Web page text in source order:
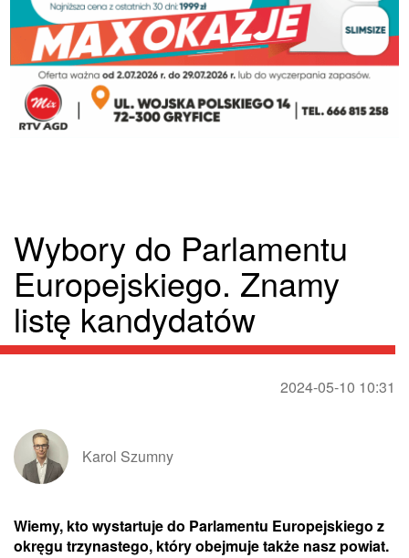
Wybory do Parlamentu
Europejskiego. Znamy
listę kandydatów
2024-05-10 10:31
Karol Szumny
Wiemy, kto wystartuje do Parlamentu Europejskiego z
okręgu trzynastego, który obejmuje także nasz powiat.